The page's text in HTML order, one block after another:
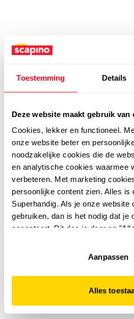
Toestemming Details
Deze website maakt gebruik van
Cookies, lekker en functioneel.
onze website beter en
noodzakelijke cookies die de
en analytische cookies waarmee
verbeteren. Met marketing
persoonlijke content zien. Alles is
Superhandig. Als je onze website
gebruiken, dan is het nodig dat je
accepteert. Dit doe je door op
website niet optimaal functioneert.
Aanpassen
Alles